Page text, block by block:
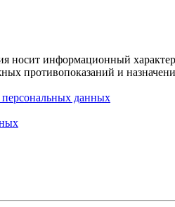
носит информационный
противопоказаний и
данных